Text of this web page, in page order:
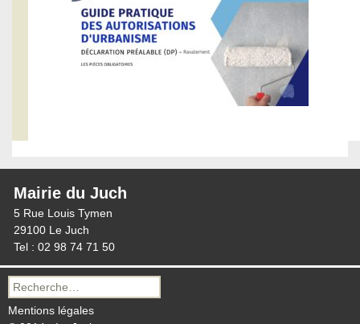
Mairie du Juch
5 Rue Louis Tymen
29100 Le Juch
Tel : 02 98 74 71 50
Recherche
pour :
Mentions légales